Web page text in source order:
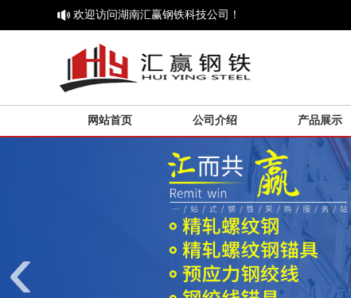
欢迎访问湖南汇赢钢铁科技公司！
网站首页 公司介绍 产品展示
‹